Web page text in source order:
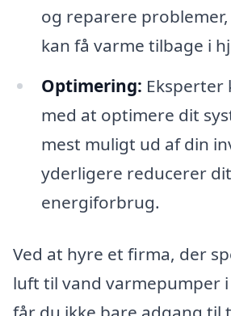
og reparere
kan få varme tilbage i
Optimering:
med at optimere dit
mest muligt ud af din
yderligere reducerer dit
energiforbrug.
Ved at hyre et firma, der
luft til vand varmepumper i